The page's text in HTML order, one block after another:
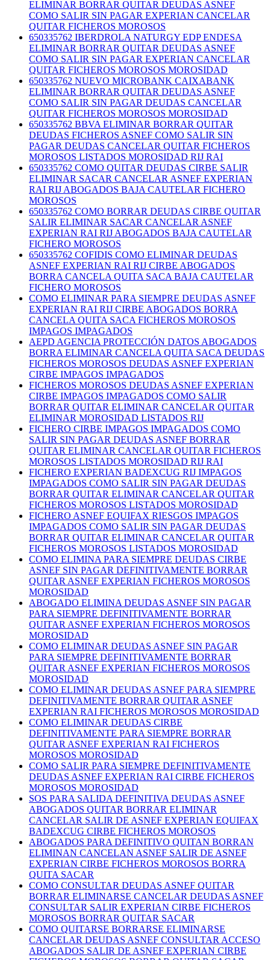
ELIMINAR BORRAR QUITAR DEUDAS ASNEF
COMO SALIR SIN PAGAR EXPERIAN CANCELAR
QUITAR FICHEROS MOROSOS
650335762 IBERDROLA NATURGY EDP ENDESA
ELIMINAR BORRAR QUITAR DEUDAS ASNEF
COMO SALIR SIN PAGAR EXPERIAN CANCELAR
QUITAR FICHEROS MOROSOS MOROSIDAD
650335762 NUEVO MICROBANK CAIXABANK
ELIMINAR BORRAR QUITAR DEUDAS ASNEF
COMO SALIR SIN PAGAR DEUDAS CANCELAR
QUITAR FICHEROS MOROSOS MOROSIDAD
650335762 BBVA ELIMINAR BORRAR QUITAR
DEUDAS FICHEROS ASNEF COMO SALIR SIN
PAGAR DEUDAS CANCELAR QUITAR FICHEROS
MOROSOS LISTADOS MOROSIDAD RIJ RAI
650335762 COMO QUITAR DEUDAS CIRBE SALIR
ELIMINAR SACAR CANCELAR ASNEF EXPERIAN
RAI RIJ ABOGADOS BAJA CAUTELAR FICHERO
MOROSOS
650335762 COMO BORRAR DEUDAS CIRBE QUITAR
SALIR ELIMINAR SACAR CANCELAR ASNEF
EXPERIAN RAI RIJ ABOGADOS BAJA CAUTELAR
FICHERO MOROSOS
650335762 COFIDIS COMO ELIMINAR DEUDAS
ASNEF EXPERIAN RAI RIJ CIRBE ABOGADOS
BORRA CANCELA QUITA SACA BAJA CAUTELAR
FICHERO MOROSOS
COMO ELIMINAR PARA SIEMPRE DEUDAS ASNEF
EXPERIAN RAI RIJ CIRBE ABOGADOS BORRA
CANCELA QUITA SACA FICHEROS MOROSOS
IMPAGOS IMPAGADOS
AEPD AGENCIA PROTECCIÓN DATOS ABOGADOS
BORRA ELIMINAR CANCELA QUITA SACA DEUDAS
FICHEROS MOROSOS DEUDAS ASNEF EXPERIAN
CIRBE IMPAGOS IMPAGADOS
FICHEROS MOROSOS DEUDAS ASNEF EXPERIAN
CIRBE IMPAGOS IMPAGADOS COMO SALIR
BORRAR QUITAR ELIMINAR CANCELAR QUITAR
ELIMINAR MOROSIDAD LISTADOS RIJ
FICHERO CIRBE IMPAGOS IMPAGADOS COMO
SALIR SIN PAGAR DEUDAS ASNEF BORRAR
QUITAR ELIMINAR CANCELAR QUITAR FICHEROS
MOROSOS LISTADOS MOROSIDAD RIJ RAI
FICHERO EXPERIAN BADEXCUG RIJ IMPAGOS
IMPAGADOS COMO SALIR SIN PAGAR DEUDAS
BORRAR QUITAR ELIMINAR CANCELAR QUITAR
FICHEROS MOROSOS LISTADOS MOROSIDAD
FICHERO ASNEF EQUIFAX RIESGOS IMPAGOS
IMPAGADOS COMO SALIR SIN PAGAR DEUDAS
BORRAR QUITAR ELIMINAR CANCELAR QUITAR
FICHEROS MOROSOS LISTADOS MOROSIDAD
COMO ELIMINA PARA SIEMPRE DEUDAS CIRBE
ASNEF SIN PAGAR DEFINITIVAMENTE BORRAR
QUITAR ASNEF EXPERIAN FICHEROS MOROSOS
MOROSIDAD
ABOGADO ELIMINA DEUDAS ASNEF SIN PAGAR
PARA SIEMPRE DEFINITIVAMENTE BORRAR
QUITAR ASNEF EXPERIAN FICHEROS MOROSOS
MOROSIDAD
COMO ELIMINAR DEUDAS ASNEF SIN PAGAR
PARA SIEMPRE DEFINITIVAMENTE BORRAR
QUITAR ASNEF EXPERIAN FICHEROS MOROSOS
MOROSIDAD
COMO ELIMINAR DEUDAS ASNEF PARA SIEMPRE
DEFINITIVAMENTE BORRAR QUITAR ASNEF
EXPERIAN RAI FICHEROS MOROSOS MOROSIDAD
COMO ELIMINAR DEUDAS CIRBE
DEFINITIVAMENTE PARA SIEMPRE BORRAR
QUITAR ASNEF EXPERIAN RAI FICHEROS
MOROSOS MOROSIDAD
COMO SALIR PARA SIEMPRE DEFINITIVAMENTE
DEUDAS ASNEF EXPERIAN RAI CIRBE FICHEROS
MOROSOS MOROSIDAD
SOS PARA SALIDA DEFINITIVA DEUDAS ASNEF
ABOGADOS QUITAR BORRAR ELIMINAR
CANCELAR SALIR DE ASNEF EXPERIAN EQUIFAX
BADEXCUG CIRBE FICHEROS MOROSOS
ABOGADOS PARA DEFINITIVO QUITAN BORRAN
ELIMINAN CANCELAN ASNEF SALIR DE ASNEF
EXPERIAN CIRBE FICHEROS MOROSOS BORRA
QUITA SACAR
COMO CONSULTAR DEUDAS ASNEF QUITAR
BORRAR ELIMINARSE CANCELAR DEUDAS ASNEF
CONSULTAR SALIR EXPERIAN CIRBE FICHEROS
MOROSOS BORRAR QUITAR SACAR
COMO QUITARSE BORRARSE ELIMINARSE
CANCELAR DEUDAS ASNEF CONSULTAR ACCESO
ABOGADOS SALIR DE ASNEF EXPERIAN CIRBE